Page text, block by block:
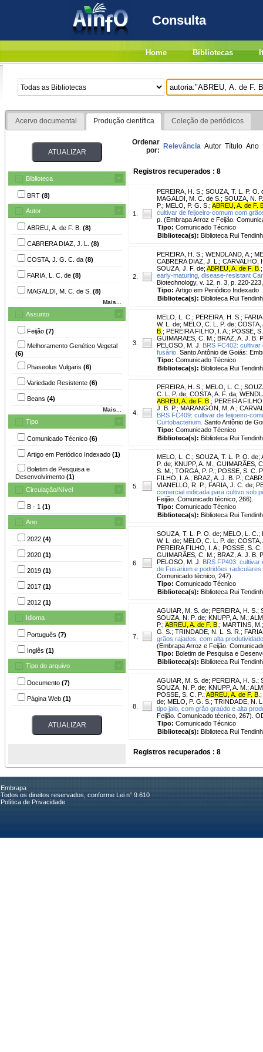
Consulta
Home Bibliotecas
Acervo documental Produção científica Coleção de periódicos
Biblioteca
BRT (8)
Autor
ABREU, A. de F. B. (8)
CABRERA DIAZ, J. L. (8)
COSTA, J. G. C. da (8)
FARIA, L. C. de (8)
MAGALDI, M. C. de S. (8)
Mais...
Assunto
Feijão (7)
Melhoramento Genético Vegetal
(6)
Phaseolus Vulgaris (6)
Variedade Resistente (6)
Beans (4)
Mais...
Tipo
Comunicado Técnico (6)
Artigo em Periódico Indexado (1)
Boletim de Pesquisa e
Desenvolvimento (1)
Circulação/Nível
B - 1 (1)
Ano
2022 (4)
2020 (1)
2019 (1)
2017 (1)
2012 (1)
Idioma
Português (7)
Inglês (1)
Tipo do arquivo
Documento (7)
Página Web (1)
Ordenar
por: Relevância Autor Título Ano
Registros recuperados : 8
1.
PEREIRA, H. S. ; SOUZA, T. L. P. O.
MAGALDI, M. C. de S. ; SOUZA, N.
P. ; MELO, P. G. S. ; ABREU, A. de F.
cultivar de feijoeiro-comum com
p. (Embrapa Arroz e Feijão.
Tipo: Comunicado Técnico
Biblioteca(s): Biblioteca Rui
2.
PEREIRA, H. S. ; WENDLAND, A. ;
CABRERA DIAZ, J. L. ; CARVALHO,
SOUZA, J. F. de; ABREU, A. de F. B
early-maturing, disease-resistant
Biotechnology, v. 12, n. 3, p. 220-
Tipo: Artigo em Periódico Indexado
Biblioteca(s): Biblioteca Rui
3.
MELO, L. C. ; PEREIRA, H. S. ;
W. L. de; MELO, C. L. P. de; COSTA,
B ; PEREIRA FILHO, I. A. ; POSSE,
GUIMARAES, C. M. ; BRAZ, A. J. B.
PELOSO, M. J.
BRS FC402:
fusário. Santo Antônio de Goiás:
Tipo: Comunicado Técnico
Biblioteca(s): Biblioteca Rui
4.
PEREIRA, H. S. ; MELO, L. C. ;
C. L. P. de; COSTA, A. F. da;
ABREU, A. de F. B ; PEREIRA
J. B. P. ; MARANGON, M. A. ;
BRS FC409: cultivar de feijoeiro-
Curtobacterium. Santo Antônio de
Tipo: Comunicado Técnico
Biblioteca(s): Biblioteca Rui
5.
MELO, L. C. ; SOUZA, T. L. P. O. de;
P. de; KNUPP, A. M. ; GUIMARÃES,
S. M. ; TORGA, P. P. ; POSSE, S. C.
FILHO, I. A. ; BRAZ, A. J. B. P. ;
VIANELLO, R. P. ; FARIA, J. C. de;
comercial indicada para cultivo sob
Feijão. Comunicado técnico, 266).
Tipo: Comunicado Técnico
Biblioteca(s): Biblioteca Rui
6.
SOUZA, T. L. P. O. de; MELO, L. C. ;
W. L. de; MELO, C. L. P. de; COSTA,
PEREIRA FILHO, I. A. ; POSSE, S. C.
GUIMARÃES, C. M. ; BRAZ, A. J. B.
PELOSO, M. J.
BRS FP403: cultivar
de Fusarium e podridões radiculares.
Comunicado técnico, 247).
Tipo: Comunicado Técnico
Biblioteca(s): Biblioteca Rui
7.
AGUIAR, M. S. de; PEREIRA, H. S. ;
SOUZA, N. P. de; KNUPP, A. M. ;
P. ; ABREU, A. de F. B ; MARTINS, M.
G. S. ; TRINDADE, N. L. S. R. ;
grãos rajados, com alta
(Embrapa Arroz e Feijão.
Tipo: Boletim de Pesquisa e
Biblioteca(s): Biblioteca Rui
8.
AGUIAR, M. S. de; PEREIRA, H. S. ;
SOUZA, N. P. de; KNUPP, A. M. ;
POSSE, S. C. P. ; ABREU, A. de F. B ;
de; MELO, P. G. S. ; TRINDADE, N.
tipo jalo, com grão graúdo e alta
Feijão. Comunicado técnico, 267).
Tipo: Comunicado Técnico
Biblioteca(s): Biblioteca Rui
Registros recuperados : 8
Embrapa
Todos os direitos reservados, conforme Lei n° 9.610
Política de Privacidade